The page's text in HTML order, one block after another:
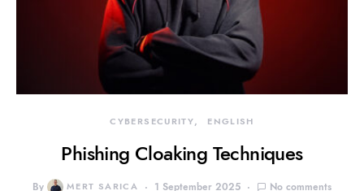
CYBERSECURITY ENGLISH
Phishing Cloaking Techniques
By MERT SARICA 1 September 2025 No comments